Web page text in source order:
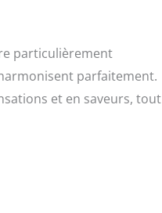
particulièrement
parfaitement.
et en saveurs, tout